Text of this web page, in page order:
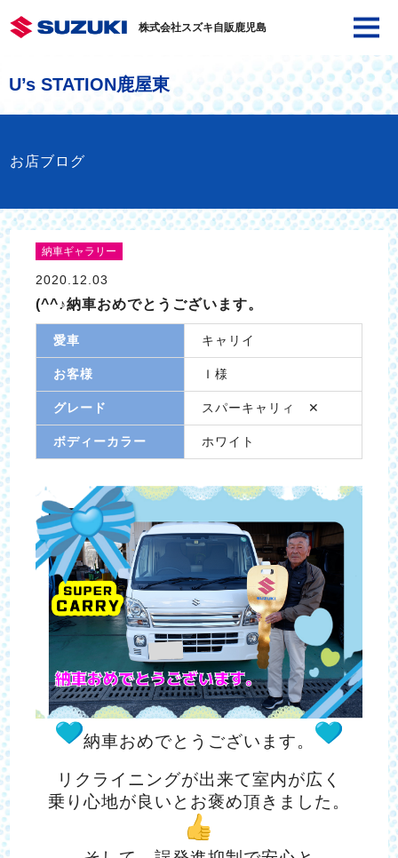
株式会社スズキ自販鹿児島
U’s STATION鹿屋東
お店ブログ
納車ギャラリー
2020.12.03
(^^♪納車おめでとうございます。
愛車 キャリイ
お客様 Ｉ様
グレード スパーキャリィ ✕
ボディーカラー ホワイト
納車おめでとうございます。
リクライニングが出来て室内が広く
乗り心地が良いとお褒め頂きました。